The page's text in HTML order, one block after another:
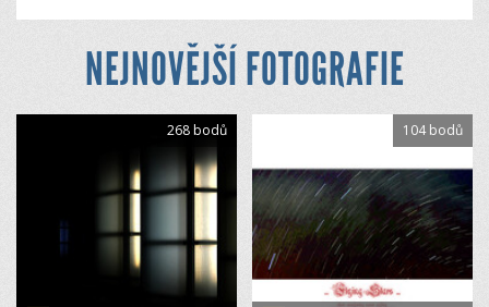
NEJNOVĚJŠÍ FOTOGRAFIE
268 bodů 104 bodů